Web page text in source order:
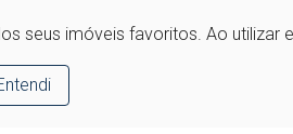
seus imóveis favoritos. Ao